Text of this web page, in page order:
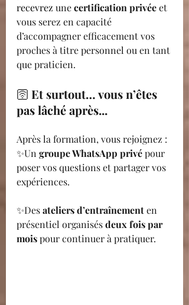
recevrez une certification privée et
vous serez en capacité
d’accompagner efficacement vos
proches à titre personnel ou en tant
que praticien.
🛜 Et surtout… vous n’êtes
pas lâché après...
Après la formation, vous rejoignez :
✨Un groupe WhatsApp privé pour
poser vos questions et partager vos
expériences.
✨Des ateliers d’entraînement en
présentiel organisés deux fois par
mois pour continuer à pratiquer.